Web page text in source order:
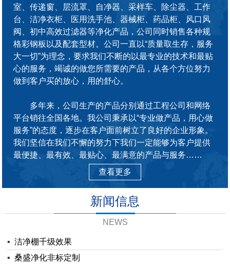
室、传递窗、层流罩、自净器、采样车、除尘器、工作
台、洁净衣柜、医用洗手池、器械柜、药品柜、风口风
阀、初中高效过滤器等净化产品，公司同时销售各种规
格彩钢板以及配套型材。公司一直以“质量取生存，服务
大一切”为理念，要求我们不断的以最专业的技术和最贴
心的服务，竭诚的做您所需要的产品，从各个方位努力
做到客户买的放心，用的舒心。
多年来，公司生产的产品分别通过工程公司和网络
平台销往全国各地。我公司秉承以“专业做产品，用心做
服务”的态度，逐步在客户面前树立了良好的企业形象。
我们坚信在我们不懈的努力下我们一定能够为客户提供
最便捷、最有效、最贴心、最满意的产品与服务……
查看更多
新闻信息
NEWS
▪ 洁净棚千级效果
▪ 桑盛净化非标定制